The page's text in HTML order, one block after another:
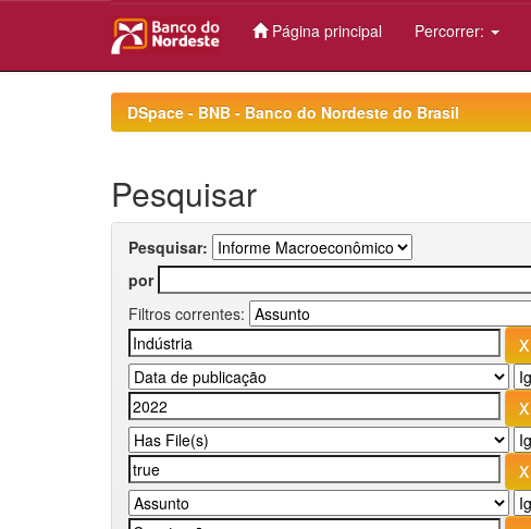
Página principal Percorrer:
DSpace - BNB - Banco do Nordeste do Brasil
Pesquisar
Pesquisar:
por
Filtros correntes: